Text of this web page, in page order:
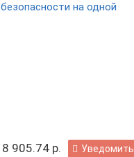
на одной
8 905.74 р. Уведомить